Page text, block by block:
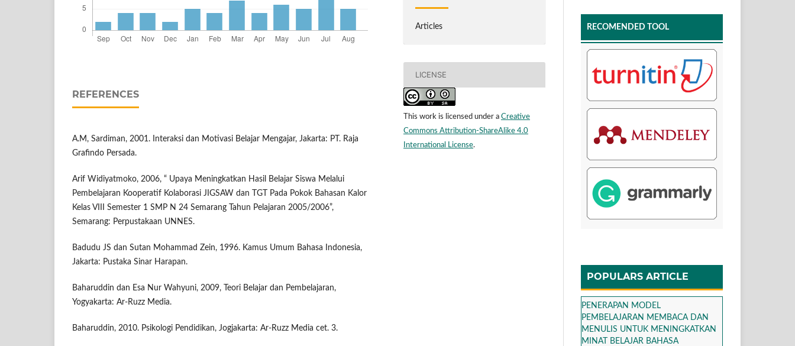
REFERENCES
A.M, Sardiman, 2001. Interaksi dan Motivasi Belajar Mengajar, Jakarta: PT. Raja
Grafindo Persada.
Arif Widiyatmoko, 2006, “ Upaya Meningkatkan Hasil Belajar Siswa Melalui
Pembelajaran Kooperatif Kolaborasi JIGSAW dan TGT Pada Pokok Bahasan Kalor
Kelas VIII Semester 1 SMP N 24 Semarang Tahun Pelajaran 2005/2006”,
Semarang: Perpustakaan UNNES.
Badudu JS dan Sutan Mohammad Zein, 1996. Kamus Umum Bahasa Indonesia,
Jakarta: Pustaka Sinar Harapan.
Baharuddin dan Esa Nur Wahyuni, 2009, Teori Belajar dan Pembelajaran,
Yogyakarta: Ar-Ruzz Media.
Baharuddin, 2010. Psikologi Pendidikan, Jogjakarta: Ar-Ruzz Media cet. 3.
Articles
LICENSE
This work is licensed under a Creative
Commons Attribution-ShareAlike 4.0
International License.
RECOMENDED TOOL
POPULARS ARTICLE
PENERAPAN MODEL
PEMBELAJARAN MEMBACA DAN
MENULIS UNTUK MENINGKATKAN
MINAT BELAJAR BAHASA